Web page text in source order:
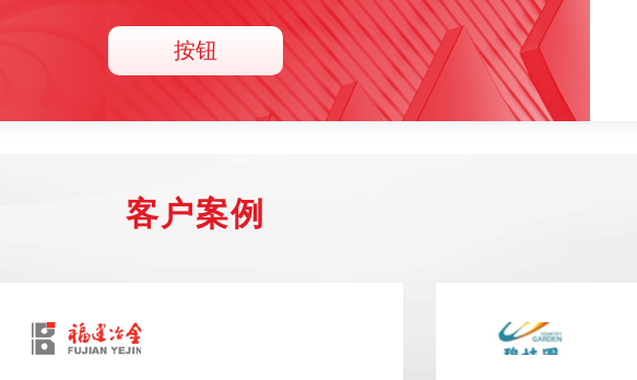
按钮
客户案例